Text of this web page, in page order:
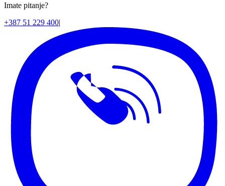
Imate pitanje?
+387 51 229 400|